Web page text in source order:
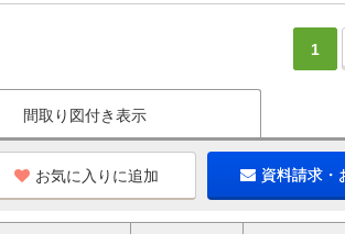
1
間取り図付き表示
お気に入りに追加 資料請求・